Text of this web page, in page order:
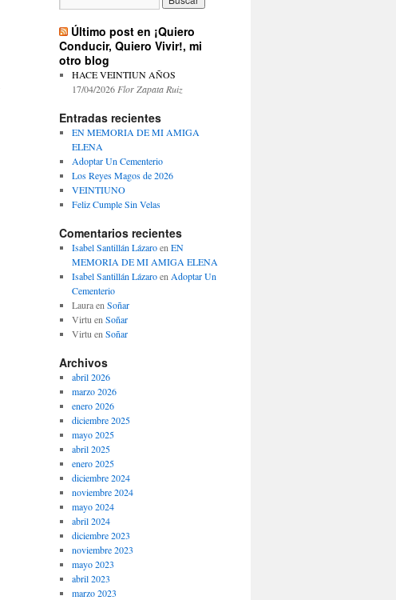
Último post en ¡Quiero
Conducir, Quiero Vivir!, mi
otro blog
HACE VEINTIUN AÑOS
17/04/2026 Flor Zapata Ruiz
Entradas recientes
EN MEMORIA DE MI AMIGA
ELENA
Adoptar Un Cementerio
Los Reyes Magos de 2026
VEINTIUNO
Feliz Cumple Sin Velas
Comentarios recientes
Isabel Santillán Lázaroen EN
MEMORIA DE MI AMIGA ELENA
Isabel Santillán Lázaroen Adoptar Un
Cementerio
Lauraen Soñar
Virtu en Soñar
Virtu en Soñar
Archivos
abril 2026
marzo 2026
enero 2026
diciembre 2025
mayo 2025
abril 2025
enero 2025
diciembre 2024
noviembre 2024
mayo 2024
abril 2024
diciembre 2023
noviembre 2023
mayo 2023
abril 2023
marzo 2023